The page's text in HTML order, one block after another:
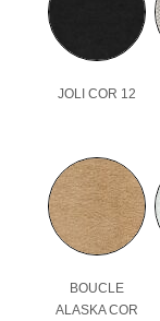
JOLI COR 12
BOUCLE
ALASKA COR